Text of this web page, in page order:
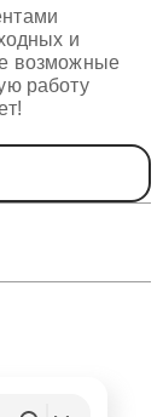
и
возможные
работу